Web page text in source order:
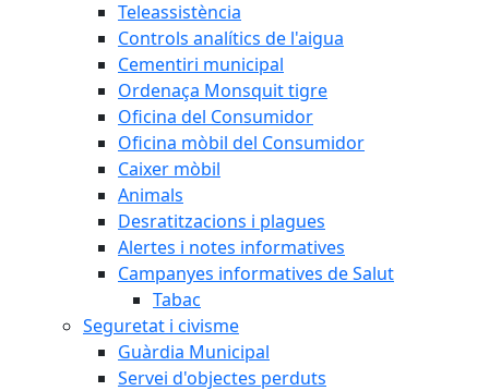
Teleassistència
Controls analítics de l'aigua
Cementiri municipal
Ordenaça Monsquit tigre
Oficina del Consumidor
Oficina mòbil del Consumidor
Caixer mòbil
Animals
Desratitzacions i plagues
Alertes i notes informatives
Campanyes informatives de Salut
Tabac
Seguretat i civisme
Guàrdia Municipal
Servei d'objectes perduts